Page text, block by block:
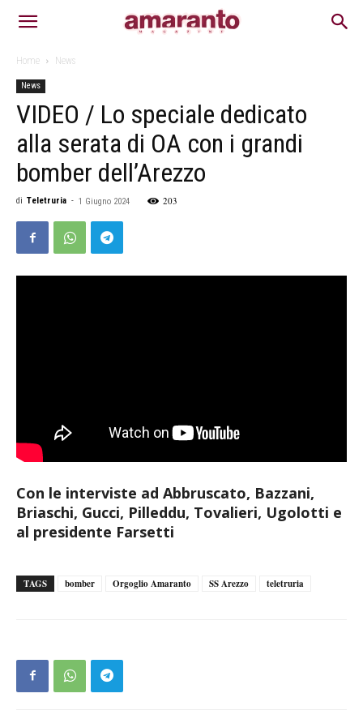
Home News
News
VIDEO / Lo speciale dedicato
alla serata di OA con i grandi
bomber dell’Arezzo
di Teletruria - 1 Giugno 2024 203
Con le interviste ad Abbruscato, Bazzani,
Briaschi, Gucci, Pilleddu, Tovalieri, Ugolotti e
al presidente Farsetti
TAGS bomber Orgoglio Amaranto SS Arezzo teletruria